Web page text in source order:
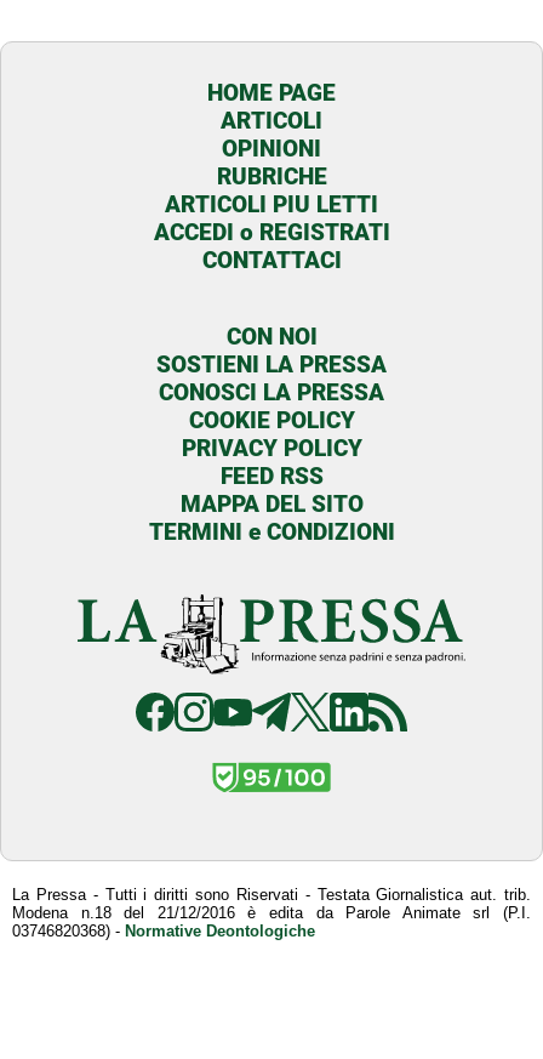
HOME PAGE
ARTICOLI
OPINIONI
RUBRICHE
ARTICOLI PIU LETTI
ACCEDI o REGISTRATI
CONTATTACI
CON NOI
SOSTIENI LA PRESSA
CONOSCI LA PRESSA
COOKIE POLICY
PRIVACY POLICY
FEED RSS
MAPPA DEL SITO
TERMINI e CONDIZIONI
La Pressa - Tutti i diritti sono Riservati - Testata Giornalistica aut. trib.
Modena n.18 del 21/12/2016 è edita da Parole Animate srl (P.I.
03746820368) - Normative Deontologiche